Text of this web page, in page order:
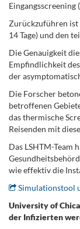
Eingangsscreening
Zurückzuführen ist
14 Tage) und den
Die Genauigkeit
Empfindlichkeit
der
Die Forscher
betroffenen
das thermische
Reisenden mit
Das LSHTM-Team
wie effektiv die
Simulationstool
University of
der Infizierten